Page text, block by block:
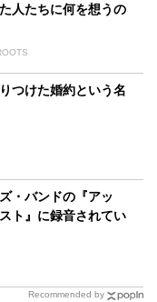
人たちに何を想うの
つけた婚約という名
・バンドの『アッ
ト』に録音されてい
Recommended by